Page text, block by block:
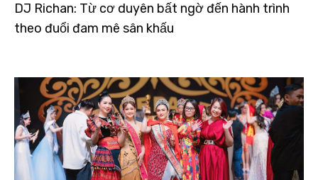
DJ Richan: Từ cơ duyên bất ngờ đến hành trình
theo đuổi đam mê sân khấu